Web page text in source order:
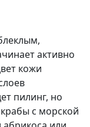
активно
кожи
пилинг, но
с морской